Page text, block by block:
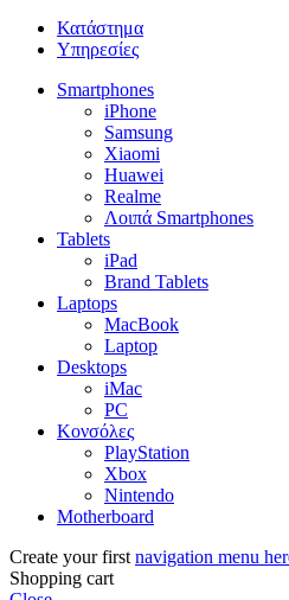
Κατάστημα
Υπηρεσίες
Smartphones
iPhone
Samsung
Xiaomi
Huawei
Realme
Λοιπά Smartphones
Tablets
iPad
Brand Tablets
Laptops
MacBook
Laptop
Desktops
iMac
PC
Κονσόλες
PlayStation
Xbox
Nintendo
Motherboard
Create your first navigation menu
Shopping cart